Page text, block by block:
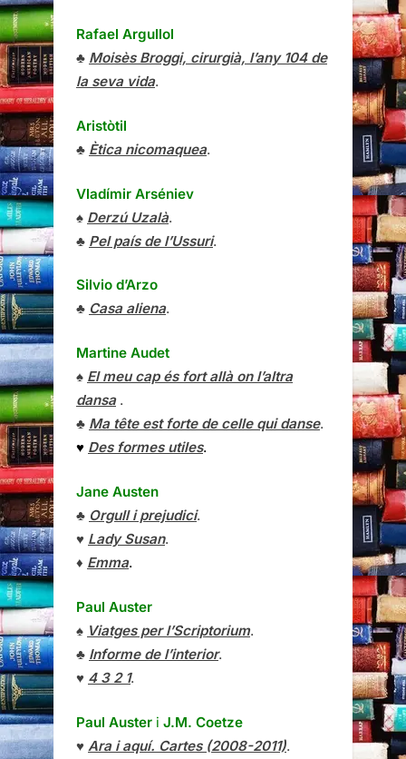
Rafael Argullol
♣ Moisès Broggi, cirurgià, l’any 104 de
la seva vida.
Aristòtil
♣ Ètica nicomaquea.
Vladímir Arséniev
♠ Derzú Uzalà.
♣ Pel país de l’Ussuri.
Silvio d’Arzo
♣ Casa aliena.
Martine Audet
♠ El meu cap és fort allà on l’altra
dansa.
♣ Ma tête est forte de celle qui danse.
♥ Des formes utiles.
Jane Austen
♣ Orgull i prejudici.
♥ Lady Susan.
♦ Emma.
Paul Auster
♠ Viatges per l’Scriptorium.
♣ Informe de l’interior.
♥ 4 3 2 1.
Paul Auster i J.M. Coetze
♥ Ara i aquí. Cartes (2008-2011).